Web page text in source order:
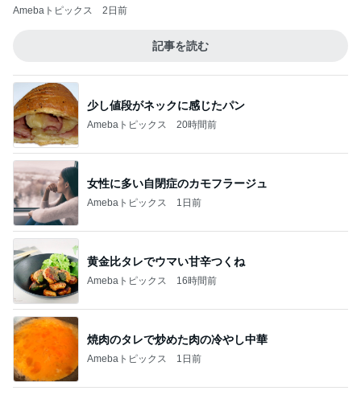
Amebaトピックス 2日前
記事を読む
少し値段がネックに感じたパン
Amebaトピックス 20時間前
女性に多い自閉症のカモフラージュ
Amebaトピックス 1日前
黄金比タレでウマい甘辛つくね
Amebaトピックス 16時間前
焼肉のタレで炒めた肉の冷やし中華
Amebaトピックス 1日前